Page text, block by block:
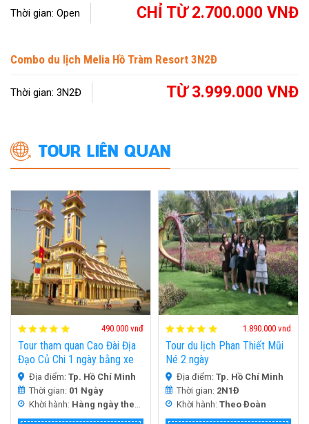
Thời gian: Open CHỈ TỪ 2.700.000 VNĐ
Combo du lịch Melia Hồ Tràm Resort 3N2Đ
Thời gian: 3N2Đ TỪ 3.999.000 VNĐ
TOUR LIÊN QUAN
490.000 vnđ
Tour tham quan Cao Đài Địa
Đạo Củ Chi 1 ngày bằng xe
Limousine
Địa điểm: Tp. Hồ Chí Minh
Thời gian: 01 Ngày
Khời hành: Hàng ngày theo yêu Cầu
1.890.000 vnd
Tour du lịch Phan Thiết Mũi
Né 2 ngày
Địa điểm: Tp. Hồ Chí Minh
Thời gian: 2N1Đ
Khời hành: Theo Đoàn